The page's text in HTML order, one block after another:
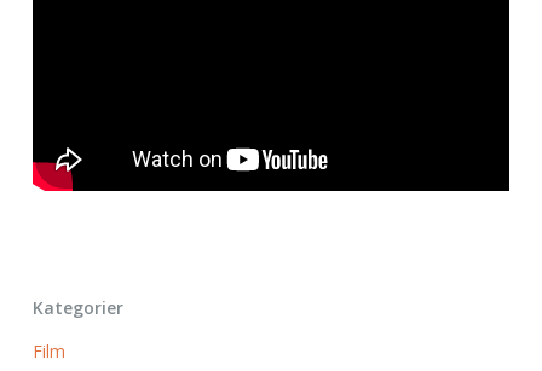
Kategorier
Film